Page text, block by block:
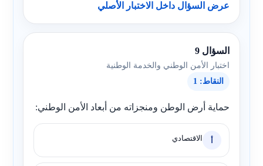
عرض السؤال داخل الاختبار الأصلي
السؤال 9
اختبار الأمن الوطني والخدمة الوطنية
النقاط: 1
حماية أرض الوطن ومنجزاته من أبعاد الأمن الوطني:
أ الاقتصادي